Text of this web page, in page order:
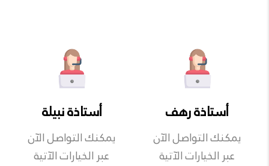
أستاذة رهف
يمكنك التواصل الآن
عبر الخيارات الآتية
أستاذة نبيلة
يمكنك التواصل الآن
عبر الخيارات الآتية